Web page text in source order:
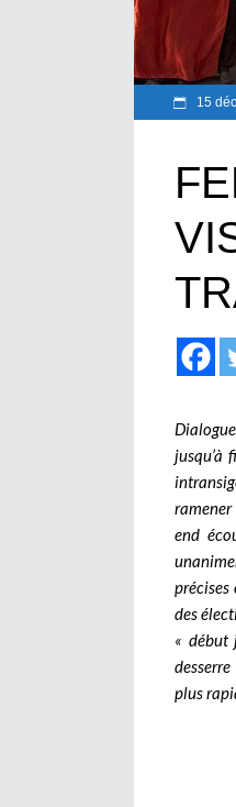
15
jusqu’à
ramener
end
précises
des
« début
plus